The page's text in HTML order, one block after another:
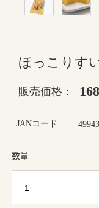
ほっこりす
販売価格：
JANコード
数量